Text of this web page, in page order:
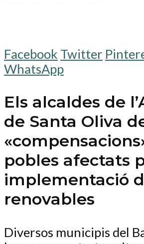
Facebook Twitter
WhatsApp
Els alcaldes de
de Santa Oliva
pobles afectats
implementació
renovables
Diversos municipis del